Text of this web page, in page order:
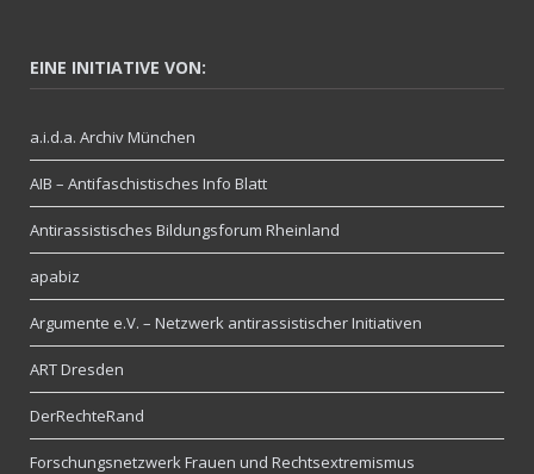
EINE INITIATIVE VON:
a.i.d.a. Archiv München
AIB – Antifaschistisches Info Blatt
Antirassistisches Bildungsforum Rheinland
apabiz
Argumente e.V. – Netzwerk antirassistischer Initiativen
ART Dresden
DerRechteRand
Forschungsnetzwerk Frauen und Rechtsextremismus